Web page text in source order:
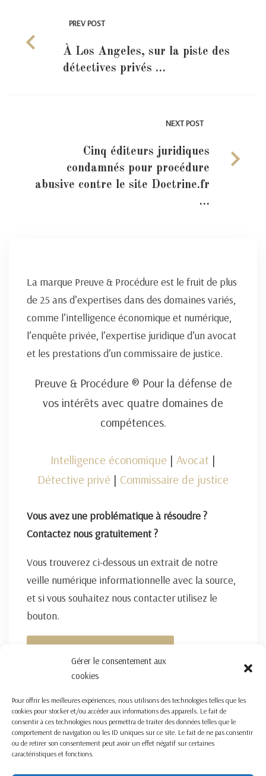
Gérer le consentement aux
cookies
Pour offrir les meilleures expériences, nous utilisons des technologies telles que les
cookies pour stocker et/ou accéder aux informations des appareils. Le fait de
consentir à ces technologies nous permettra de traiter des données telles que le
comportement de navigation ou les ID uniques sur ce site. Le fait de ne pas consentir
ou de retirer son consentement peut avoir un effet négatif sur certaines
caractéristiques et fonctions.
PREV POST
À Los Angeles, sur la piste des
détectives privés …
NEXT POST
Cinq éditeurs juridiques
condamnés pour procédure
abusive contre le site Doctrine.fr
…
La marque Preuve & Procédure est le fruit de plus
de 25 ans d’expertises dans des domaines variés,
comme l’intelligence économique et numérique,
l’enquête privée, l’expertise juridique d’un avocat
et les prestations d’un commissaire de justice.
Preuve & Procédure ® Pour la défense de
vos intérêts avec quatre domaines de
compétences.
Intelligence économique | Avocat |
Détective privé | Commissaire de justice
Vous avez une problématique à résoudre ?
Contactez nous gratuitement ?
Vous trouverez ci-dessous un extrait de notre
veille numérique informationnelle avec la source,
et si vous souhaitez nous contacter utilisez le
bouton.